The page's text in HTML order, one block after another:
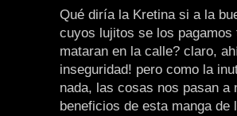
Qué diría la Kretina si a la
cuyos lujitos se los
mataran en la calle? claro,
inseguridad! pero como la
nada, las cosas nos pasan a
beneficios de esta manga de